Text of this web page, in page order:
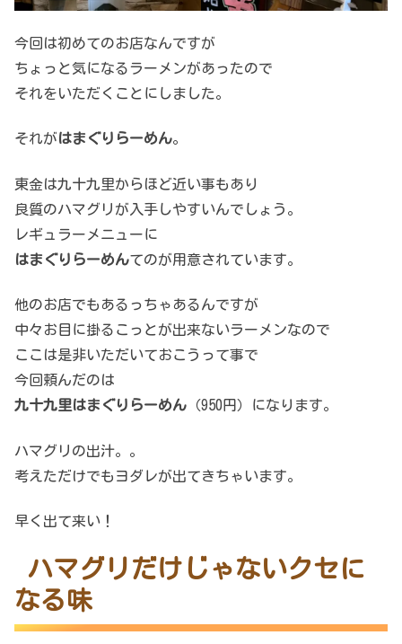
今回は初めてのお店なんですが
ちょっと気になるラーメンがあったので
それをいただくことにしました。
それがはまぐり らーめん。
東金は九十九里からほど近い事もあり
良質のハマグリが入手しやすいんでしょう。
レギュラーメニューに
はまぐり らーめんてのが用意されています。
他のお店でもあるっちゃあるんですが
中々お目に掛るこっとが出来ないラーメンなので
ここは是非いただいておこうって事で
今回頼んだのは
九十九里はまぐりらーめん （950円）になります。
ハマグリの出汁。。
考えただけでもヨダレが出てきちゃいます。
早く出て来い！
ハマグリだけじゃないクセに
なる味